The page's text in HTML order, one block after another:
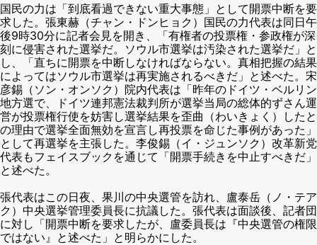
国民の力は「到底看過できない重大事態」として開票中断を要
求した。張東赫（チャン・ドンヒョク）国民の力代表は同日午
後9時30分に記者会見を開き、「有権者の投票権・参政権が深
刻に侵害された選挙だ。ソウル市選挙は汚染された選挙だ」と
し、「直ちに開票を中断しなければならない。真相把握の結果
によってはソウル市選挙は再実施されるべきだ」と述べた。宋
彦錫（ソン・オンソク）院内代表は「昨年のドイツ・ベルリン
地方選で、ドイツ連邦憲法裁判所が選挙当局の総体的ずさん運
営が投票権行使を妨害し選挙結果を歪曲（わいきょく）したと
の理由で選挙全面無効を宣言し再投票を命じた事例があった」
として再選挙を主張した。李俊錫（イ・ジュンソク）改革新党
代表もフェイスブックを通じて「開票手続きを中止すべきだ」
と述べた。
張代表はこの日夜、果川の中央選管を訪れ、盧泰岳（ノ・テア
ク）中央選挙管理委員長に抗議した。張代表は面談後、記者団
に対し「開票中断を要求したが、盧委員長は『中央選管の権限
ではない』と述べた」と明らかにした。